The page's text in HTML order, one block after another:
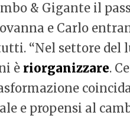
& Gigante il
e Carlo
“Nel settore del
è riorganizzare.
e propensi al